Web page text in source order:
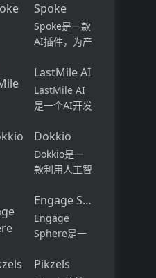
Spoke
Spoke是一款
AI插件，为产
大的、注重隐
私的AI功能，
能够在几秒钟
上下文信息。
它可以帮助全
球快速增长的
团队节省时
间，创造上
下...
LastMile AI
LastMile AI
是一个AI开发
程师而设计，
可以用于原型
开发和生成式
产。它提供了
一站式的多模
态AI模型访
问，包括语言
模型（...
Dokkio
Dokkio是一
款利用人工智
文件协作的工
具。它能帮助
用户管理多个
档和文件、整
Engage Sphere AI
Engage
Sphere是一
工参与度分析
Pikzels